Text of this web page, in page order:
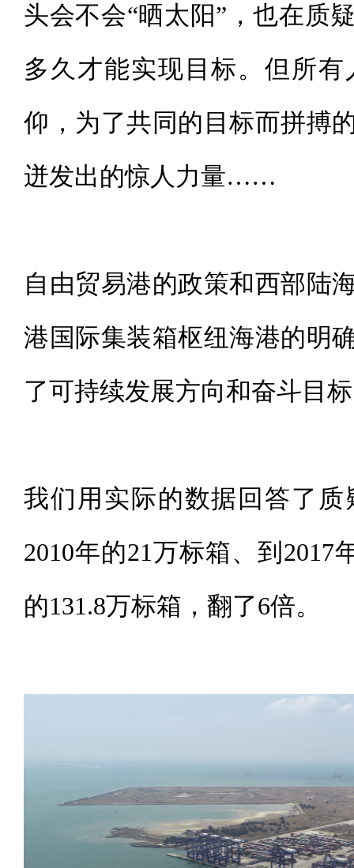
头会不会“晒太阳”，也在质
多久才能实现目标。但所
仰，为了共同的目标而拼搏
迸发出的惊人力量……
自由贸易港的政策和西部陆
港国际集装箱枢纽海港的明
了可持续发展方向和奋斗目
我们用实际的数据回答了
2010年的21万标箱、到2017
的131.8万标箱，翻了6倍。